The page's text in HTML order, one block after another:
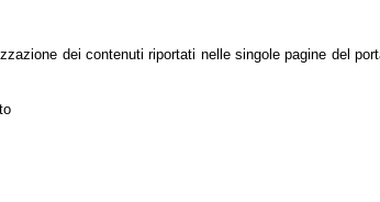
dei contenuti riportati nelle singole pagine del